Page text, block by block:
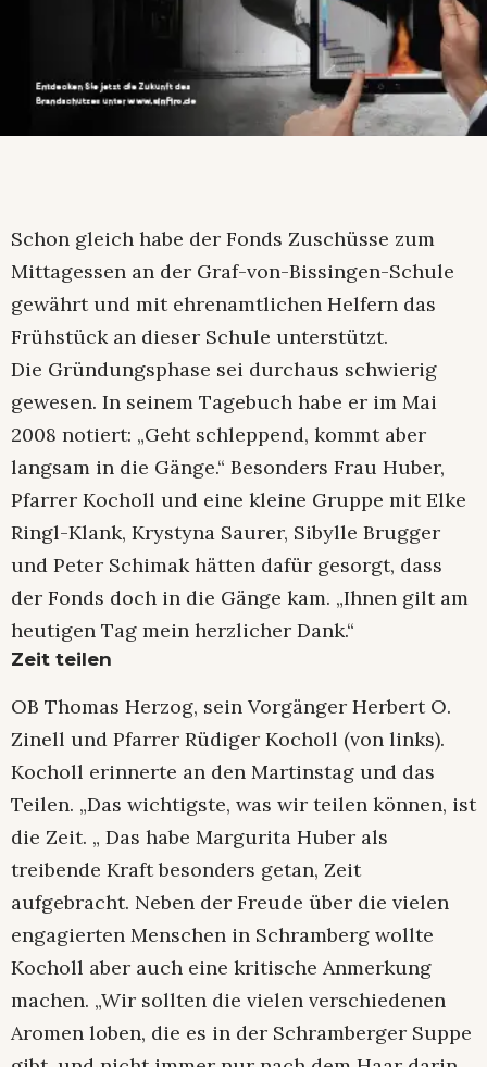
Schon gleich habe der Fonds Zuschüsse zum
Mittagessen an der Graf-von-Bissingen-Schule
gewährt und mit ehrenamtlichen Helfern das
Frühstück an dieser Schule unterstützt.
Die Gründungsphase sei durchaus schwierig
gewesen. In seinem Tagebuch habe er im Mai
2008 notiert: „Geht schleppend, kommt aber
langsam in die Gänge.“ Besonders Frau Huber,
Pfarrer Kocholl und eine kleine Gruppe mit Elke
Ringl-Klank, Krystyna Saurer, Sibylle Brugger
und Peter Schimak hätten dafür gesorgt, dass
der Fonds doch in die Gänge kam. „Ihnen gilt am
heutigen Tag mein herzlicher Dank.“
Zeit teilen
OB Thomas Herzog, sein Vorgänger Herbert O.
Zinell und Pfarrer Rüdiger Kocholl (von links).
Kocholl erinnerte an den Martinstag und das
Teilen. „Das wichtigste, was wir teilen können, ist
die Zeit. „ Das habe Margurita Huber als
treibende Kraft besonders getan, Zeit
aufgebracht. Neben der Freude über die vielen
engagierten Menschen in Schramberg wollte
Kocholl aber auch eine kritische Anmerkung
machen. „Wir sollten die vielen verschiedenen
Aromen loben, die es in der Schramberger Suppe